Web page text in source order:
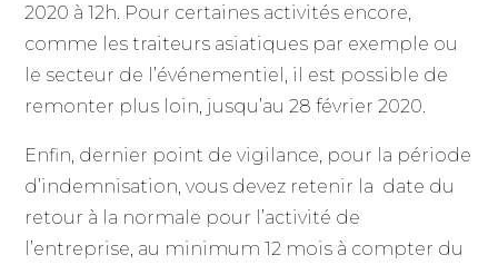
2020 à 12h. Pour certaines activités encore,
comme les traiteurs asiatiques par exemple ou
le secteur de l’événementiel, il est possible de
remonter plus loin, jusqu’au 28 février 2020.
Enfin, dernier point de vigilance, pour la période
d’indemnisation, vous devez retenir la date du
retour à la normale pour l’activité de
l’entreprise, au minimum 12 mois à compter du